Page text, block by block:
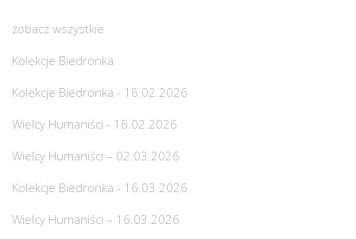
zobacz wszystkie
Kolekcje Biedronka
Kolekcje Biedronka - 16.02.2026
Wielcy Humaniści - 16.02.2026
Wielcy Humaniści – 02.03.2026
Kolekcje Biedronka - 16.03.2026
Wielcy Humaniści – 16.03.2026